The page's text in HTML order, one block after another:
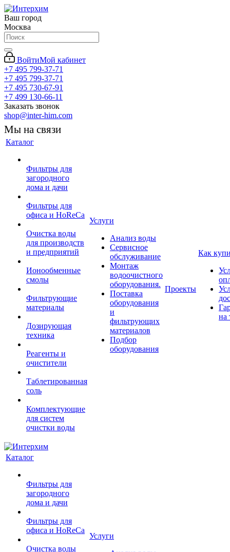
Ваш город
Москва
ВойтиМой кабинет
+7 495 799-37-71
+7 495 799-37-71
+7 495 730-67-91
+7 499 130-66-11
Заказать звонок
shop@inter-him.com
Мы на связи
Каталог
Фильтры для
загородного
дома и дачи
Фильтры для
офиса и HoReCa
Очистка воды
для производств
и предприятий
Ионообменные
смолы
Фильтрующие
материалы
Дозирующая
техника
Реагенты и
очистители
Таблетированная
соль
Комплектующие
для систем
очистки воды
Услуги
Анализ воды
Сервисное
обслуживание
Монтаж
водоочистного
оборудования.
Поставка
оборудования
и
фильтрующих
материалов
Подбор
оборудования
Проекты
Как
на
Каталог
Фильтры для
загородного
дома и дачи
Фильтры для
офиса и HoReCa
Очистка воды
Услуги